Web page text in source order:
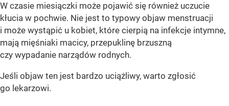
W czasie miesiączki może pojawić się również uczucie
kłucia w pochwie. Nie jest to typowy objaw menstruacji
i może wystąpić u kobiet, które cierpią na infekcje intymne,
mają mięśniaki macicy, przepuklinę brzuszną
czy wypadanie narządów rodnych.
Jeśli objaw ten jest bardzo uciążliwy, warto zgłosić
go lekarzowi.